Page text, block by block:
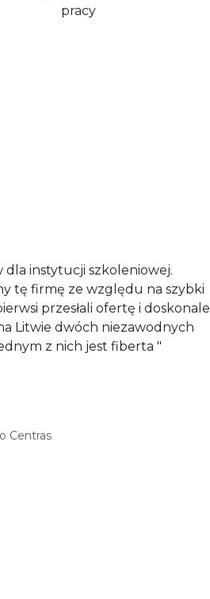
pracy
instytucji szkoleniowej.
tę firmę ze względu na szybki
przesłali ofertę i doskonale
Litwie dwóch niezawodnych
z nich jest fiberta "
Centras​